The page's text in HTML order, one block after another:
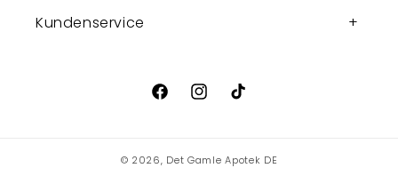
Kundenservice
FacebookInstagram
TikTok
© 2026, Det Gamle Apotek DE